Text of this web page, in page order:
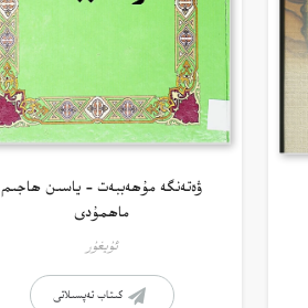
ۋەتەنگە مۇھەببەت – ياسىن ھاجىم
ماھمۇدى
ئۇيغۇر
كىتاب تەپسىلاتى